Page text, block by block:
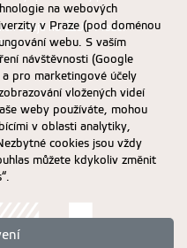
údajů na ČZU v Praze.
na webových
v Praze (pod doménou
webu. S vaším
návštěvnosti (Google
pro marketingové účely
vložených videí
weby používáte, mohou
v oblasti analytiky,
cookies jsou vždy
můžete kdykoliv změnit